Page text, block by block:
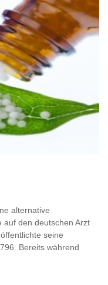
alternative
auf den deutschen Arzt
seine
Bereits während